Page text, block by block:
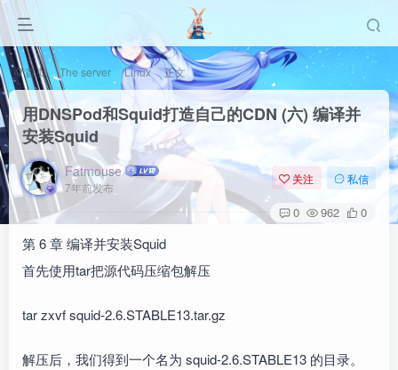
首页 The server Linux 正文
用DNSPod和Squid打造自己的CDN (六) 编译并
安装Squid
Fatmouse
7年前发布
关注 私信
0 962 0
第 6 章 编译并安装Squid
首先使用tar把源代码压缩包解压
tar zxvf squid-2.6.STABLE13.tar.gz
解压后，我们得到一个名为 squid-2.6.STABLE13 的目录。